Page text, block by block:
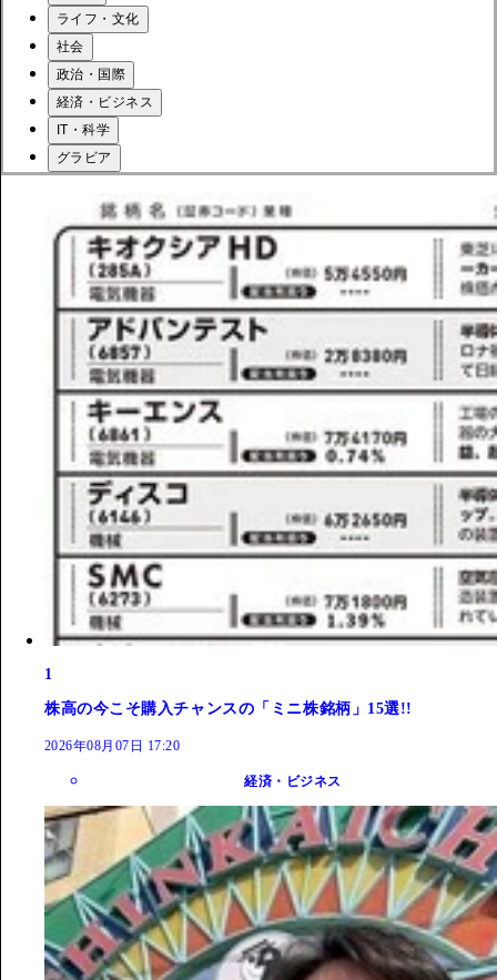
ライフ・文化
社会
政治・国際
経済・ビジネス
IT・科学
グラビア
1
株高の今こそ購入チャンスの「ミニ株銘柄」15選!!
2026年08月07日 17:20
経済・ビジネス